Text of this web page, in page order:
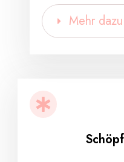
Mehr dazu